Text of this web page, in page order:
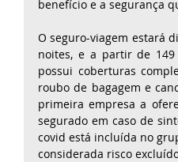
benefício e a segurança
O seguro-viagem estará
noites, e a partir de
possui coberturas
roubo de bagagem e
primeira empresa a
segurado em caso de
covid está incluída no
considerada risco